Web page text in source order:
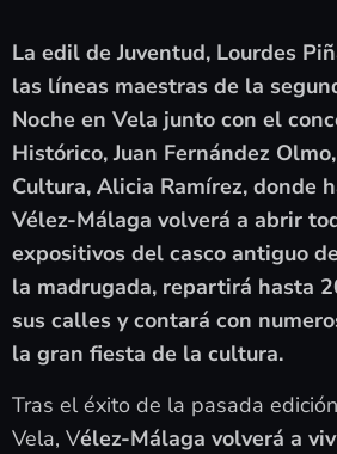
La edil de Juventud, Lourdes
las líneas maestras de la
Noche en Vela junto con el
Histórico, Juan Fernández
Cultura, Alicia Ramírez, donde
Vélez-Málaga volverá a abrir
expositivos del casco antiguo
la madrugada, repartirá hasta
sus calles y contará con
la gran fiesta de la cultura.
Tras el éxito de la pasada
Vela, Vélez-Málaga volverá a